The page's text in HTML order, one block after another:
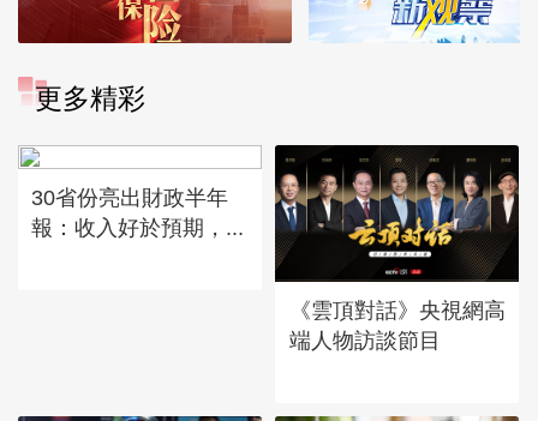
更多精彩
30省份亮出財政半年
報：收入好於預期，...
《雲頂對話》央視網高
端人物訪談節目